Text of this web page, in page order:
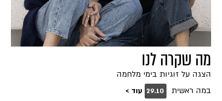
מה שקרה לנו
הצגה על זוגיות בימי מלחמה
במה ראשית
29.10 עוד >